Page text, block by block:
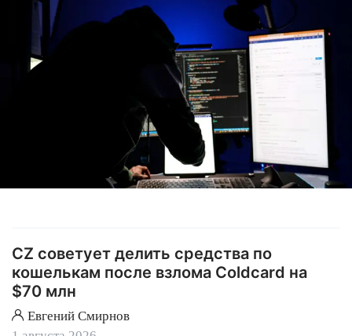
CZ советует делить средства по
кошелькам после взлома Coldcard на
$70 млн
Евгений Смирнов